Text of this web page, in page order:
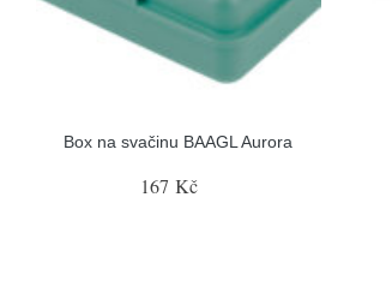
Box na svačinu BAAGL Aurora
167 Kč